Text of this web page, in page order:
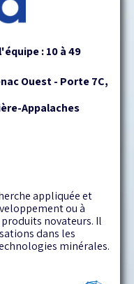
: 10 à 49
Ouest - Porte 7C,
Appalaches
appliquée et
ou à
novateurs. Il
dans les
minérales.